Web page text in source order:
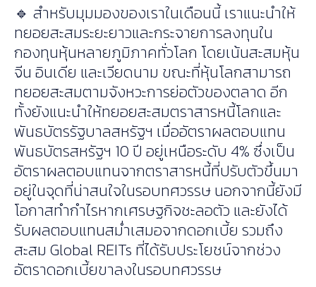
🔹 สำหรับมุมมองของเราในเดือนนี้ เราแนะนำให้
ทยอยสะสมระยะยาวและกระจายการลงทุนใน
กองทุนหุ้นหลายภูมิภาคทั่วโลก โดยเน้นสะสมหุ้น
จีน อินเดีย และเวียดนาม ขณะที่หุ้นโลกสามารถ
ทยอยสะสมตามจังหวะการย่อตัวของตลาด อีก
ทั้งยังแนะนำให้ทยอยสะสมตราสารหนี้โลกและ
พันธบัตรรัฐบาลสหรัฐฯ เมื่ออัตราผลตอบแทน
พันธบัตรสหรัฐฯ 10 ปี อยู่เหนือระดับ 4% ซึ่งเป็น
อัตราผลตอบแทนจากตราสารหนี้ที่ปรับตัวขึ้นมา
อยู่ในจุดที่น่าสนใจในรอบทศวรรษ นอกจากนี้ยังมี
โอกาสทำกำไรหากเศรษฐกิจชะลอตัว และยังได้
รับผลตอบแทนสม่ำเสมอจากดอกเบี้ย รวมถึง
สะสม Global REITs ที่ได้รับประโยชน์จากช่วง
อัตราดอกเบี้ยขาลงในรอบทศวรรษ